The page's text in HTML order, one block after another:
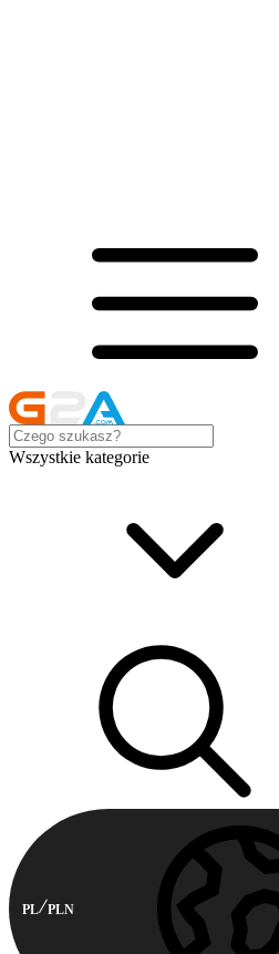
Wszystkie kategorie
PL PLN